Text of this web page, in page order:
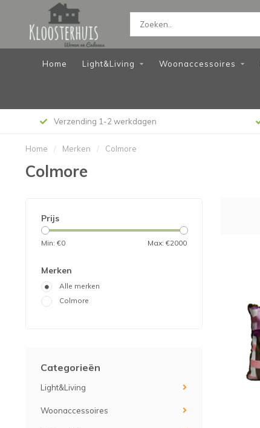
Home Light&Living Woonaccessoires
Verzending 1-2 werkdagen
Home / Merken / Colmore
Colmore
Prijs
Min: €0 Max: €2000
Merken
Alle merken
Colmore
Categorieën
Light&Living
Woonaccessoires